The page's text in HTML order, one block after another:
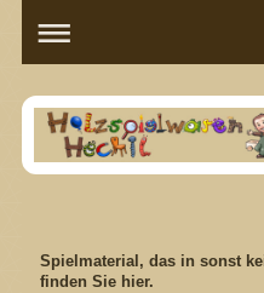
Spielmaterial, das in sonst
finden Sie hier.